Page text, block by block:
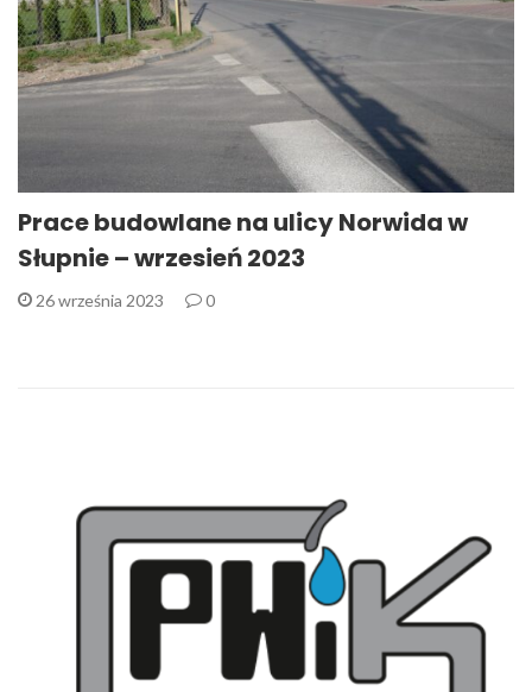
Prace budowlane na ulicy Norwida w
Słupnie – wrzesień 2023
26 września 2023 0